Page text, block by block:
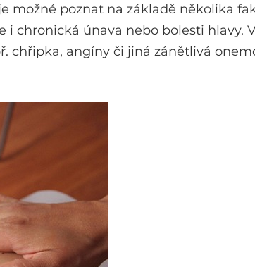
možné poznat na základě několika
chronická únava nebo bolesti hlavy.
chřipka, angíny či jiná zánětlivá